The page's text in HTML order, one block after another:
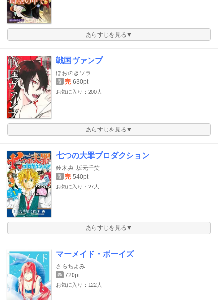
あらすじを見る▼
戦国ヴァンプ
ほおのきソラ
巻 完 630pt
お気に入り：200人
あらすじを見る▼
七つの大罪プロダクション
鈴木央 坂元千笑
巻 完 540pt
お気に入り：27人
あらすじを見る▼
マーメイド・ボーイズ
さらちよみ
巻 720pt
お気に入り：122人